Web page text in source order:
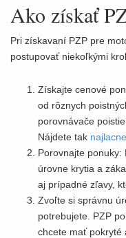
Ako získať
Pri získavaní PZP pre
postupovať niekoľkými
Získajte cenové
od rôznych
porovnávače
Nájdete tak
Porovnajte ponuky:
úrovne krytia a
aj prípadné zľavy,
Zvoľte si správnu
potrebujete. PZP
chcete mať pokryté